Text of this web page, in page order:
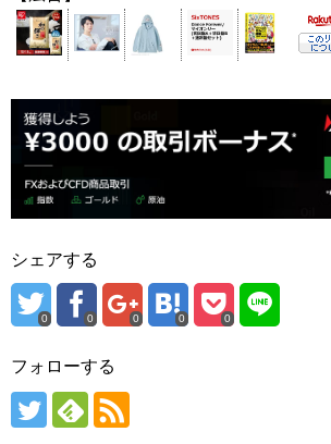
シェアする
0 0 0 0 0
フォローする